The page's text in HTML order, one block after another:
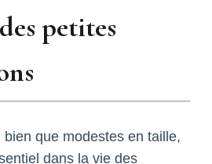
petites
que modestes en taille,
dans la vie des